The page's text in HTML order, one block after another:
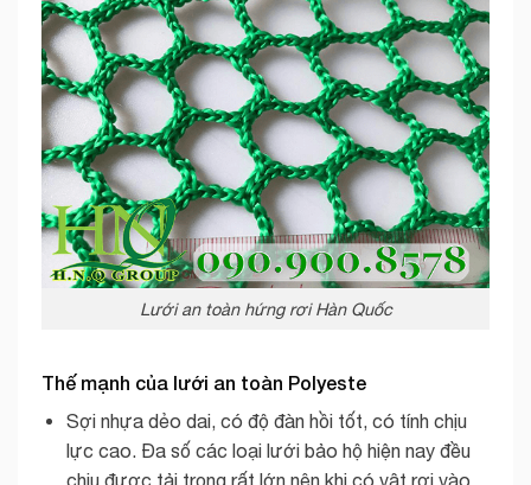
Lưới an toàn hứng rơi Hàn Quốc
Thế mạnh của lưới an toàn Polyeste
Sợi nhựa dẻo dai, có độ đàn hồi tốt, có tính chịu
lực cao. Đa số các loại lưới bảo hộ hiện nay đều
chịu được tải trọng rất lớn nên khi có vật rơi vào